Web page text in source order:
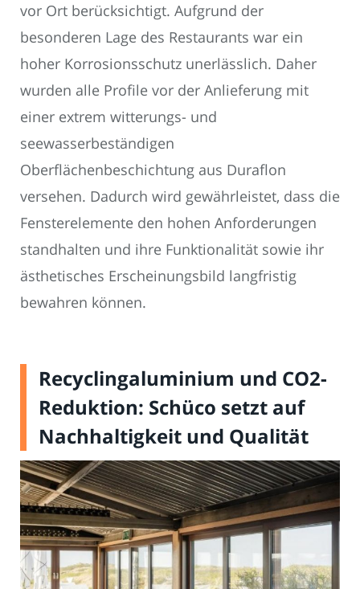
vor Ort berücksichtigt. Aufgrund der
besonderen Lage des Restaurants war ein
hoher Korrosionsschutz unerlässlich. Daher
wurden alle Profile vor der Anlieferung mit
einer extrem witterungs- und
seewasserbeständigen
Oberflächenbeschichtung aus Duraflon
versehen. Dadurch wird gewährleistet, dass die
Fensterelemente den hohen Anforderungen
standhalten und ihre Funktionalität sowie ihr
ästhetisches Erscheinungsbild langfristig
bewahren können.
Recyclingaluminium und CO2-
Reduktion: Schüco setzt auf
Nachhaltigkeit und Qualität